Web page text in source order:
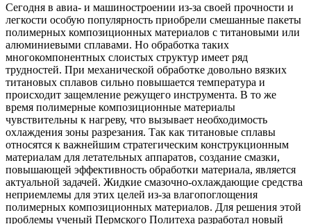
Сегодня в авиа- и машиностроении из-за своей прочности и
легкости особую популярность приобрели смешанные пакеты
полимерных композиционных материалов с титановыми или
алюминиевыми сплавами. Но обработка таких
многокомпонентных слоистых структур имеет ряд
трудностей. При механической обработке довольно вязких
титановых сплавов сильно повышается температура и
происходит защемление режущего инструмента. В то же
время полимерные композиционные материалы
чувствительны к нагреву, что вызывает необходимость
охлаждения зоны разрезания. Так как титановые сплавы
относятся к важнейшим стратегическим конструкционным
материалам для летательных аппаратов, создание смазки,
повышающей эффективность обработки материала, является
актуальной задачей. Жидкие смазочно-охлаждающие средства
неприемлемы для этих целей из-за влагопоглощения
полимерных композиционных материалов. Для решения этой
проблемы ученый Пермского Политеха разработал новый